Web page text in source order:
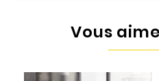
Vous